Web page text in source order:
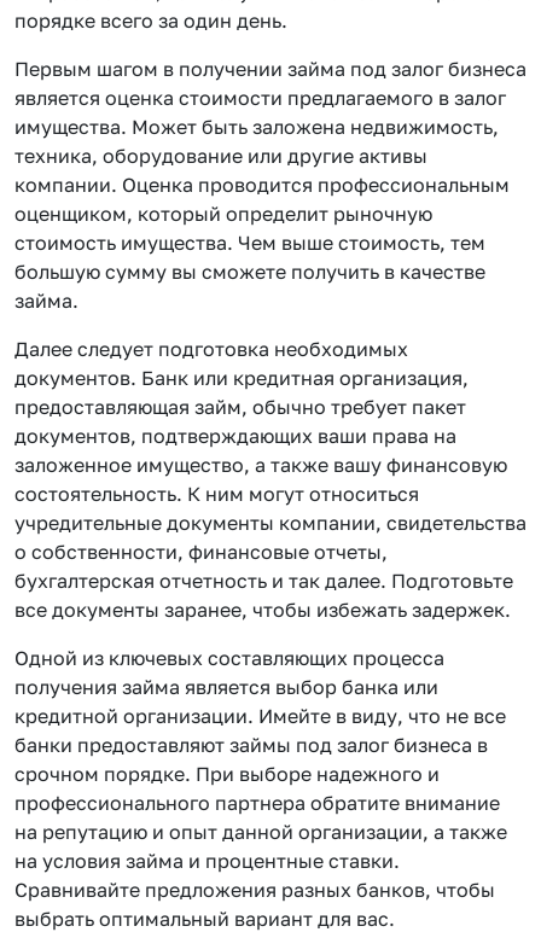
порядке всего за один день.
Первым шагом в получении займа под залог бизнеса
является оценка стоимости предлагаемого в залог
имущества. Может быть заложена недвижимость,
техника, оборудование или другие активы
компании. Оценка проводится профессиональным
оценщиком, который определит рыночную
стоимость имущества. Чем выше стоимость, тем
большую сумму вы сможете получить в качестве
займа.
Далее следует подготовка необходимых
документов. Банк или кредитная организация,
предоставляющая займ, обычно требует пакет
документов, подтверждающих ваши права на
заложенное имущество, а также вашу финансовую
состоятельность. К ним могут относиться
учредительные документы компании, свидетельства
о собственности, финансовые отчеты,
бухгалтерская отчетность и так далее. Подготовьте
все документы заранее, чтобы избежать задержек.
Одной из ключевых составляющих процесса
получения займа является выбор банка или
кредитной организации. Имейте в виду, что не все
банки предоставляют займы под залог бизнеса в
срочном порядке. При выборе надежного и
профессионального партнера обратите внимание
на репутацию и опыт данной организации, а также
на условия займа и процентные ставки.
Сравнивайте предложения разных банков, чтобы
выбрать оптимальный вариант для вас.